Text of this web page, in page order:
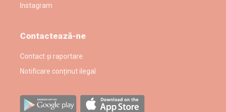
Instagram
Contactează-ne
Contact și raportare
Notificare conținut ilegal